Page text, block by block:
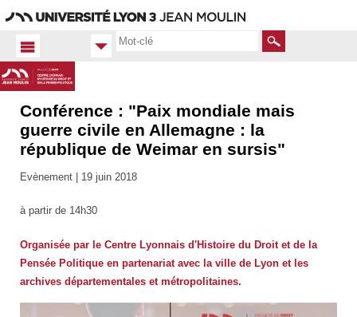
Rechercher
Accueil
Actualités
les actus
Conférence : "Paix mondiale mais
guerre civile en Allemagne : la
république de Weimar en sursis"
Evènement | 19 juin 2018
à partir de 14h30
Organisée par le Centre Lyonnais d'Histoire du Droit et de la
Pensée Politique en partenariat avec la ville de Lyon et les
archives départementales et métropolitaines.